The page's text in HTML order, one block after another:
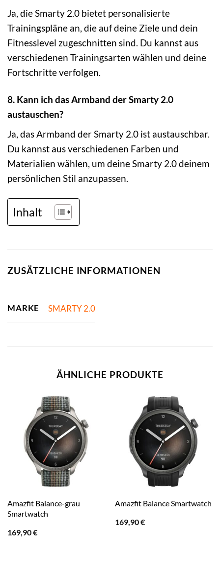
Ja, die Smarty 2.0 bietet personalisierte
Trainingspläne an, die auf deine Ziele und dein
Fitnesslevel zugeschnitten sind. Du kannst aus
verschiedenen Trainingsarten wählen und deine
Fortschritte verfolgen.
8. Kann ich das Armband der Smarty 2.0
austauschen?
Ja, das Armband der Smarty 2.0 ist austauschbar.
Du kannst aus verschiedenen Farben und
Materialien wählen, um deine Smarty 2.0 deinem
persönlichen Stil anzupassen.
Inhalt
ZUSÄTZLICHE INFORMATIONEN
MARKE SMARTY 2.0
ÄHNLICHE PRODUKTE
Amazfit Balance-grau
Smartwatch
169,90€
Amazfit Balance Smartwatch
169,90€